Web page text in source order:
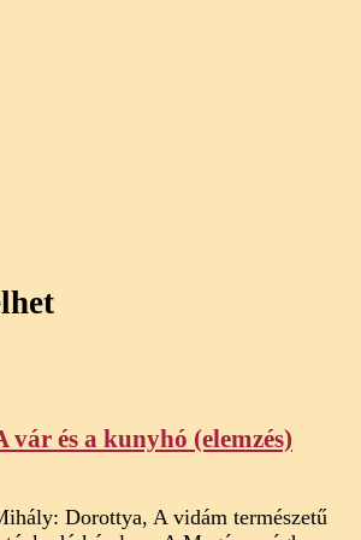
vár és a kunyhó (elemzés)